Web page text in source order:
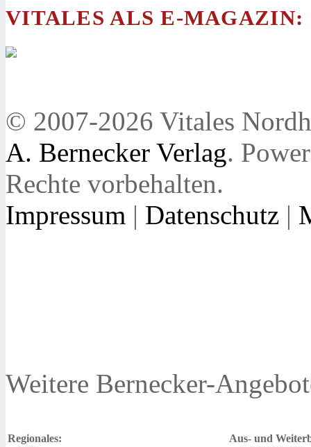
VITALES ALS E-MAGAZIN:
© 2007-2026 Vitales
A. Bernecker Verlag.
Rechte vorbehalten.
Impressum | Datenschutz |
Weitere Bernecker-
Regionales: Aus- und